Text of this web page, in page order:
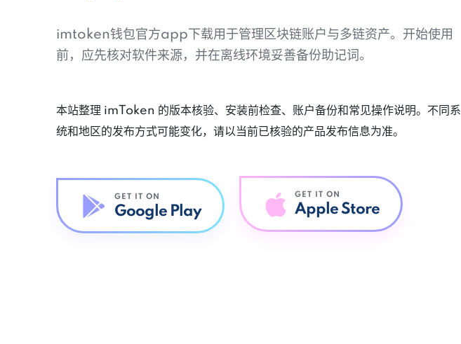
imtoken钱包官方app下载用于管理区块链账户与多链资产。开始使用
前，应先核对软件来源，并在离线环境妥善备份助记词。
本站整理 imToken 的版本核验、安装前检查、账户备份和常见操作说明。不同系
统和地区的发布方式可能变化，请以当前已核验的产品发布信息为准。
GET IT ON
Google Play
GET IT ON
Apple Store